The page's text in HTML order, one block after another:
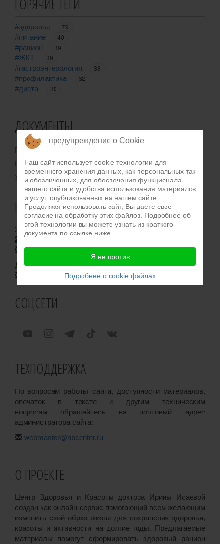
ГОРЯЧИЕ ТЕГИ
#здоровье
79
#питание
40
#рацион
39
#ЖКТ
39
#гастроэнтерология
38
#профилактика
32
#диета
30
ДОКУМЕНТЫ
Публичная оферта
Политика конфиденциальности
Уведомление о файлах coockie
КОНТАКТЫ
Запись на консультацию:
+7 (950) 011-50-80
dr.iris@hbcenter.ru
Для общих вопросов:
info@hbcenter.ru
СОЦСЕТИ
ТЕХПОДДЕРЖКА
По вопросам работы сайта, доступности материалов,
опечаток в тексте и другим техническим
вопросам обращайтесь на почтовый адрес
администратора сайта:
webmaster@hbcenter.ru
О ПРОЕКТЕ
Центр Здоровья и Красоты доктора Ирины Исаевой
создан как онлайн-сервис помогающий всем желающим
изменить свой образ жизни для сохранения здоровья,
красоты и активности на долгие годы. Предлагаемые
материалы помогут сформировать здоровый рацион
предупреждение о Cookie
Наш сайт использует cookie технологии для
временного хранения данных, как персональных так
и обезличенных, для обеспечения функционала
нашего сайта и удобства использования материалов
и услуг, опубликованных на нашем сайте.
Продолжая использовать сайт, Вы даете свое
согласие на обработку этих файлов. Подробнее об
этой технологии вы можете узнать из краткого
документа по ссылке ниже.
Я не против
Подробнее о cookie файлах